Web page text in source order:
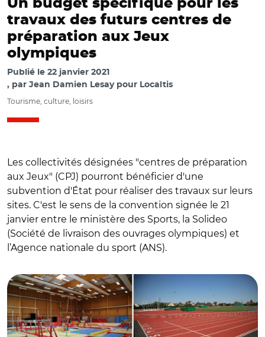
Un budget spécifique pour les
travaux des futurs centres de
préparation aux Jeux
olympiques
Publié le 22 janvier 2021
par Jean Damien Lesay pour Localtis
Tourisme, culture, loisirs
Les collectivités désignées "centres de préparation
aux Jeux" (CPJ) pourront bénéficier d'une
subvention d'État pour réaliser des travaux sur leurs
sites. C'est le sens de la convention signée le 21
janvier entre le ministère des Sports, la Solideo
(Société de livraison des ouvrages olympiques) et
l’Agence nationale du sport (ANS).
© @CD_oise/L'Oise compte 37 centres de préparation aux